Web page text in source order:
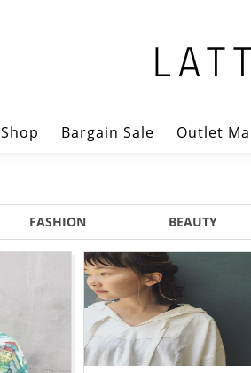
Shop Bargain Sale Outlet
FASHION BEAUTY